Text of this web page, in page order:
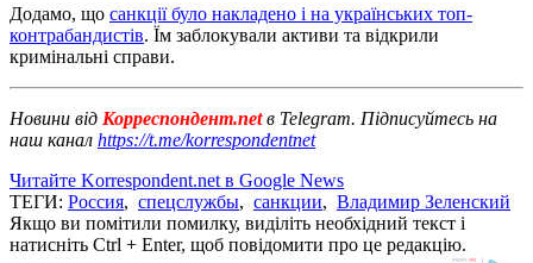
Додамо, що санкції було накладено і на українських топ-
контрабандистів. Їм заблокували активи та відкрили
кримінальні справи.
Новини від Корреспондент.netв Telegram. Підписуйтесь на
наш канал https://t.me/korrespondentnet
Читайте Korrespondent.net в Google News
ТЕГИ: Россия, спецслужбы, санкции, Владимир Зеленский
Якщо ви помітили помилку, виділіть необхідний текст і
натисніть Ctrl + Enter, щоб повідомити про це редакцію.